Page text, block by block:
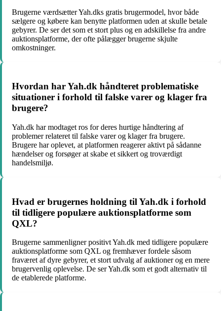
Brugerne værdsætter Yah.dks gratis brugermodel, hvor både
sælgere og købere kan benytte platformen uden at skulle betale
gebyrer. De ser det som et stort plus og en adskillelse fra andre
auktionsplatforme, der ofte pålægger brugerne skjulte
omkostninger.
Hvordan har Yah.dk håndteret problematiske
situationer i forhold til falske varer og klager fra
brugere?
Yah.dk har modtaget ros for deres hurtige håndtering af
problemer relateret til falske varer og klager fra brugere.
Brugere har oplevet, at platformen reagerer aktivt på sådanne
hændelser og forsøger at skabe et sikkert og troværdigt
handelsmiljø.
Hvad er brugernes holdning til Yah.dk i forhold
til tidligere populære auktionsplatforme som
QXL?
Brugerne sammenligner positivt Yah.dk med tidligere populære
auktionsplatforme som QXL og fremhæver fordele såsom
fraværet af dyre gebyrer, et stort udvalg af auktioner og en mere
brugervenlig oplevelse. De ser Yah.dk som et godt alternativ til
de etablerede platforme.